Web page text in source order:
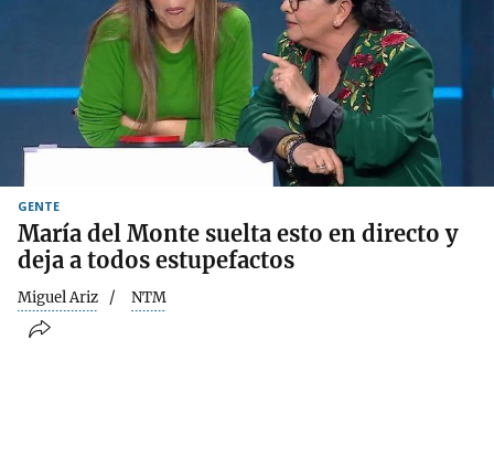
GENTE
María del Monte suelta esto en directo y
deja a todos estupefactos
Miguel Ariz NTM